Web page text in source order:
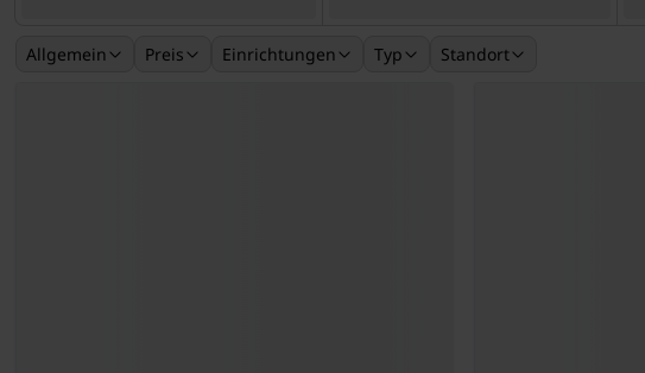
Allgemein Preis Einrichtungen Typ Standort